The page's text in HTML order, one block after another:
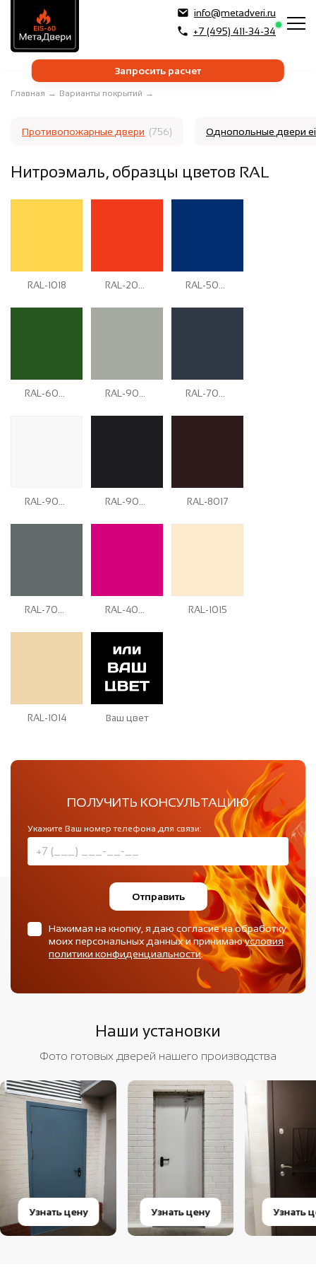
info@metadveri.ru
+7 (495) 411-34-34
Запросить расчет
Главная → Варианты покрытий →
Противопожарные двери (756) Однопольные двери
Нитроэмаль, образцы цветов RAL
RAL-1018 RAL-2004 RAL-5005
RAL-6002 RAL-9006 RAL-7024
RAL-9003 RAL-9004 RAL-8017
RAL-7005 RAL-4006 RAL-1015
RAL-1014 Ваш цвет
ПОЛУЧИТЬ КОНСУЛЬТАЦИЮ
Укажите Ваш номер телефона для связи:
Отправить
Нажимая на кнопку, я даю согласие на обработку
моих персональных данных и принимаюусловия
политики конфиденциальности.
Наши установки
Фото готовых дверей нашего производства
Узнать цену Узнать цену Узнать